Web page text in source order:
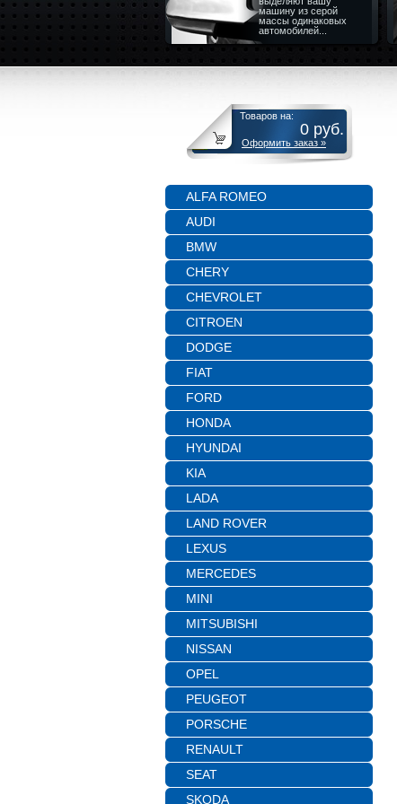
машину из серой
массы одинаковых
автомобилей...
Товаров на:
0 руб.
Оформить заказ »
ALFA ROMEO
AUDI
BMW
CHERY
CHEVROLET
CITROEN
DODGE
FIAT
FORD
HONDA
HYUNDAI
KIA
LADA
LAND ROVER
LEXUS
MERCEDES
MINI
MITSUBISHI
NISSAN
OPEL
PEUGEOT
PORSCHE
RENAULT
SEAT
SKODA